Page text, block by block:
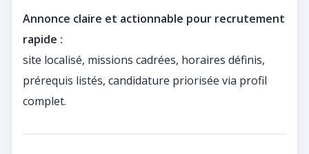
Annonce claire et actionnable pour recrutement
rapide :
site localisé, missions cadrées, horaires définis,
prérequis listés, candidature priorisée via profil
complet.